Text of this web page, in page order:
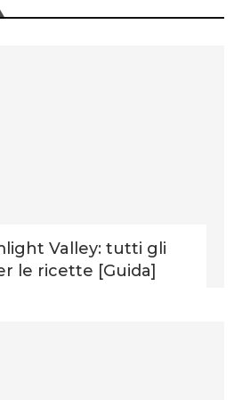
Valley: tutti gli
le ricette [Guida]